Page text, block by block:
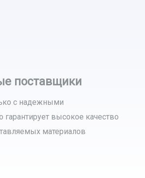
поставщики
с надежными
гарантирует высокое качество
материалов